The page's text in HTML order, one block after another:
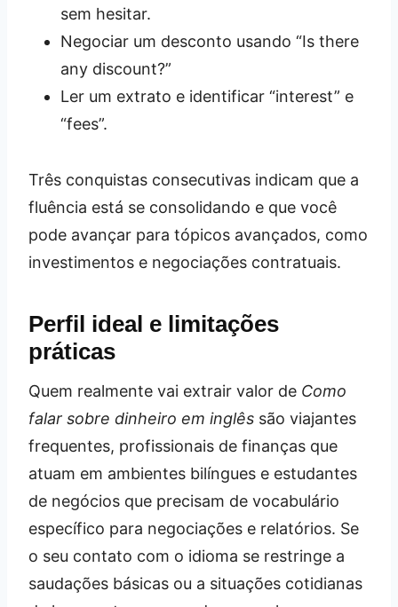
sem hesitar.
Negociar um desconto usando “Is there
any discount?”
Ler um extrato e identificar “interest” e
“fees”.
Três conquistas consecutivas indicam que a
fluência está se consolidando e que você
pode avançar para tópicos avançados, como
investimentos e negociações contratuais.
Perfil ideal e limitações
práticas
Quem realmente vai extrair valor de Como
falar sobre dinheiro em inglês são viajantes
frequentes, profissionais de finanças que
atuam em ambientes bilíngues e estudantes
de negócios que precisam de vocabulário
específico para negociações e relatórios. Se
o seu contato com o idioma se restringe a
saudações básicas ou a situações cotidianas